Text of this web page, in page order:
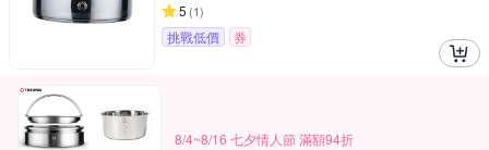
5 (1)
挑戰低價 券
8/4~8/16 七夕情人節 滿額94折